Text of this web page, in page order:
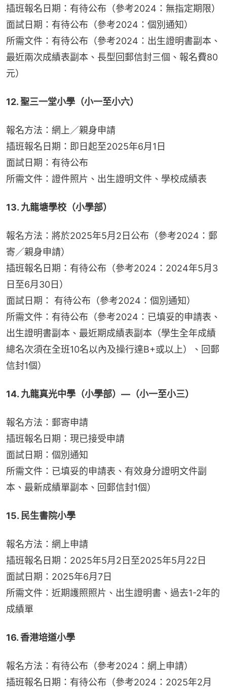
插班報名日期：有待公布（參考2024：無指定期限）
面試日期：有待公布（參考2024：個別通知）
所需文件：有待公布（參考2024：出生證明書副本、
最近兩次成績表副本、長型回郵信封三個、報名費80
元）
12. 聖三一堂小學（小一至小六）
報名方法：網上／親身申請
插班報名日期：即日起至2025年6月1日
面試日期：有待公布
所需文件：證件照片、出生證明文件、學校成績表
13. 九龍塘學校（小學部）
報名方法：將於2025年5月2日公布（參考2024：郵
寄／親身申請）
插班報名日期：有待公布（參考2024：2024年5月3
日至6月30日）
面試日期： 有待公布（參考2024：個別通知）
所需文件：有待公布（參考2024：已填妥的申請表、
出生證明書副本、最近期成績表副本（學生全年成績
總名次須在全班10名以內及操行達B+或以上）、回郵
信封1個）
14. 九龍真光中學（小學部）—（小一至小三）
報名方法：郵寄申請
插班報名日期：現已接受申請
面試日期：個別通知
所需文件：已填妥的申請表、有效身分證明文件副
本、最新成績單副本、回郵信封1個）
15. 民生書院小學
報名方法：網上申請
插班報名日期：2025年5月2日至2025年5月22日
面試日期：2025年6月7日
所需文件：近期護照照片、出生證明書、過去1-2年的
成績單
16. 香港培道小學
報名方法：有待公布（參考2024：網上申請）
插班報名日期：有待公布（參考2024：2025年2月